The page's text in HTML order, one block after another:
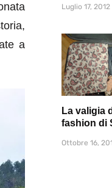
a
Luglio 17, 2012
La valigia
fashion di
Ottobre 16,